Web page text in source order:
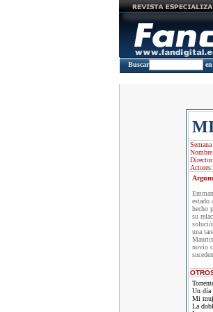
Buscar en
Director:
Actores:
estado
hecho
su
una
novio
Un día
Mi
La